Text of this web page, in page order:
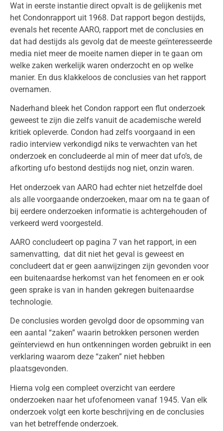
Wat in eerste instantie direct opvalt is de gelijkenis met
het Condonrapport uit 1968. Dat rapport begon destijds,
evenals het recente AARO, rapport met de conclusies en
dat had destijds als gevolg dat de meeste geïnteresseerde
media niet meer de moeite namen dieper in te gaan om
welke zaken werkelijk waren onderzocht en op welke
manier. En dus klakkeloos de conclusies van het rapport
overnamen.
Naderhand bleek het Condon rapport een flut onderzoek
geweest te zijn die zelfs vanuit de academische wereld
kritiek opleverde. Condon had zelfs voorgaand in een
radio interview verkondigd niks te verwachten van het
onderzoek en concludeerde al min of meer dat ufo’s, de
afkorting ufo bestond destijds nog niet, onzin waren.
Het onderzoek van AARO had echter niet hetzelfde doel
als alle voorgaande onderzoeken, maar om na te gaan of
bij eerdere onderzoeken informatie is achtergehouden of
verkeerd werd voorgesteld.
AARO concludeert op pagina 7 van het rapport, in een
samenvatting, dat dit niet het geval is geweest en
concludeert dat er geen aanwijzingen zijn gevonden voor
een buitenaardse herkomst van het fenomeen en er ook
geen sprake is van in handen gekregen buitenaardse
technologie.
De conclusies worden gevolgd door de opsomming van
een aantal “zaken” waarin betrokken personen werden
geïnterviewd en hun ontkenningen worden gebruikt in een
verklaring waarom deze “zaken” niet hebben
plaatsgevonden.
Hierna volg een compleet overzicht van eerdere
onderzoeken naar het ufofenomeen vanaf 1945. Van elk
onderzoek volgt een korte beschrijving en de conclusies
van het betreffende onderzoek.